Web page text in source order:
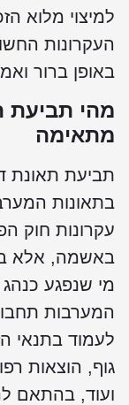
מלוא
ברור ואמין.
תביעת
תאונת
חוק
אלא
שנפגע כנהג
תחבורה
בתנאי
הוצאות
בהתאם